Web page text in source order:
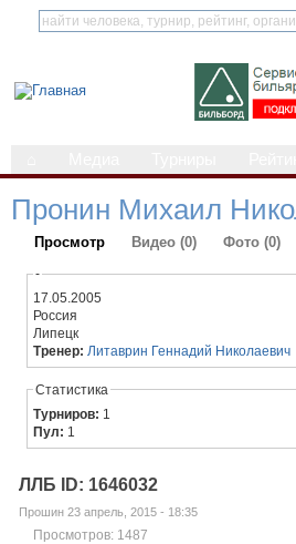
Пронин Михаил
Просмотр Видео (0) Фото (0)
-
17.05.2005
Россия
Липецк
Тренер:Литаврин Геннадий Николаевич
Статистика
Турниров: 1
Пул: 1
ЛЛБ ID: 1646032
Прошин 23 апрель, 2015 - 18:35
Просмотров: 1487